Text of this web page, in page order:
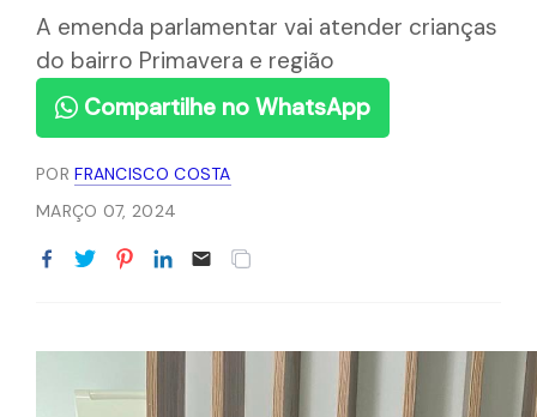
A emenda parlamentar vai atender crianças
do bairro Primavera e região
Compartilhe no WhatsApp
PORFRANCISCO COSTA
MARÇO 07, 2024